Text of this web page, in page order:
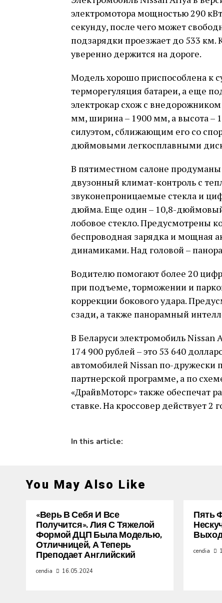
электромотора мощностью 290
секунду, после чего может
подзарядки проезжает до 533
уверенно держится на дороге.
Модель хорошо приспособлена к
терморегуляция батареи, а еще
электрокар схож с
мм, ширина – 1900 мм, а высота
силуэтом, сближающим его со
дюймовыми легкосплавными
В пятиместном салоне
двузонный климат-контроль c
звуконепроницаемые стекла и
дюйма. Еще один – 10,8-
лобовое стекло. Предусмотрены
беспроводная зарядка и мощная
динамиками. Над головой –
Водителю помогают более 20
при подъеме, торможении и
коррекции бокового удара.
сзади, а также панорамный
В Беларуси электромобиль Nissan
174 900 рублей – это 53 640
автомобилей Nissan по-дружески
партнерской программе, а по
«ДрайвМоторс» также обеспечат
ставке. На кроссовер действует 2
In this article:
You May Also Like
«Верь В Себя И Все
Получится». Лия С Тяжелой
Формой ДЦП Была Моделью,
Отличницей, А Теперь
Преподает Английский
cendia 16.05.2024
Пять
cendia